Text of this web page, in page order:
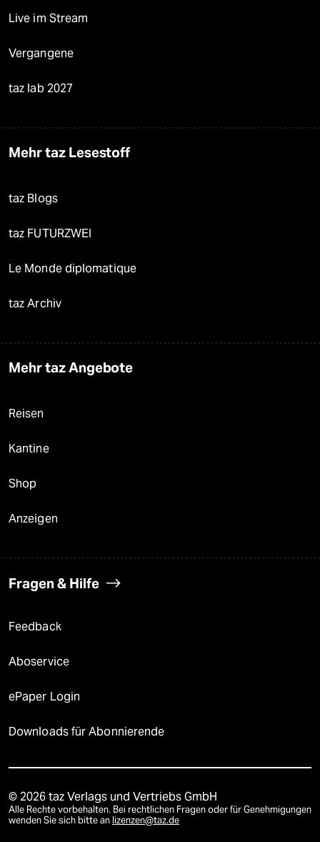
Live im Stream
Vergangene
taz lab 2027
Mehr taz Lesestoff
taz Blogs
taz FUTURZWEI
Le Monde diplomatique
taz Archiv
Mehr taz Angebote
Reisen
Kantine
Shop
Anzeigen
Fragen & Hilfe
Feedback
Aboservice
ePaper Login
Downloads für Abonnierende
© 2026 taz Verlags und Vertriebs GmbH
Alle Rechte vorbehalten. Bei rechtlichen Fragen oder für Genehmigungen
wenden Sie sich bitte an lizenzen@taz.de